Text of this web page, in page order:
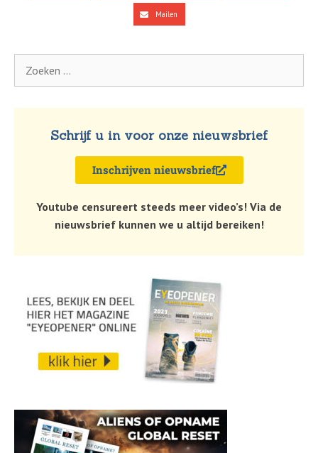
Mailen
Schrijf u in voor onze nieuwsbrief
Inschrijven nieuwsbrief
Youtube censureert steeds meer video’s! Via de
nieuwsbrief kunnen we u altijd bereiken!